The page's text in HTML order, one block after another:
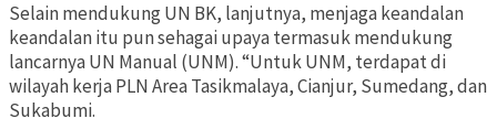
Selain mendukung UN BK, lanjutnya, menjaga keandalan
keandalan itu pun sehagai upaya termasuk mendukung
lancarnya UN Manual (UNM). “Untuk UNM, terdapat di
wilayah kerja PLN Area Tasikmalaya, Cianjur, Sumedang, dan
Sukabumi.